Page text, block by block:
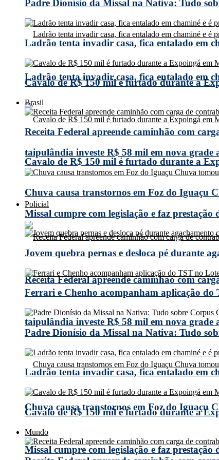
Ladrão tenta invadir casa, fica entalado em
Cavalo de R$ 150 mil é furtado durante a
Policial
Receita Federal apreende caminhão com
taipulândia investe R$ 58 mil em nova
Chuva causa transtornos em Foz do Iguaçu
Missal cumpre com legislação e faz
Padre Dionísio da Missal na Nativa: Tudo
Ladrão tenta invadir casa, fica entalado em
Cavalo de R$ 150 mil é furtado durante a
Brasil
Receita Federal apreende caminhão com
taipulândia investe R$ 58 mil em nova
Chuva causa transtornos em Foz do Iguaçu
Missal cumpre com legislação e faz
Jovem quebra pernas e desloca pé durante
Ferrari e Chenho acompanham aplicação do
Padre Dionísio da Missal na Nativa: Tudo
Ladrão tenta invadir casa, fica entalado em
Cavalo de R$ 150 mil é furtado durante a
Mundo